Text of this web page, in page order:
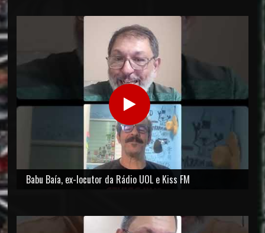
Babu Baía, ex-locutor da Rádio UOL e Kiss FM